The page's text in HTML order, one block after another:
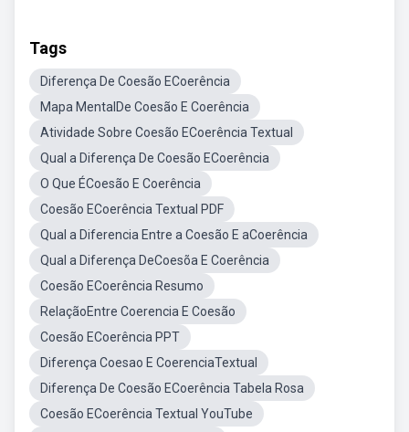
Tags
Diferença De Coesão ECoerência
Mapa MentalDe Coesão E Coerência
Atividade Sobre Coesão ECoerência Textual
Qual a Diferença De Coesão ECoerência
O Que ÉCoesão E Coerência
Coesão ECoerência Textual PDF
Qual a Diferencia Entre a Coesão E aCoerência
Qual a Diferença DeCoesõa E Coerência
Coesão ECoerência Resumo
RelaçãoEntre Coerencia E Coesão
Coesão ECoerência PPT
Diferença Coesao E CoerenciaTextual
Diferença De Coesão ECoerência Tabela Rosa
Coesão ECoerência Textual YouTube